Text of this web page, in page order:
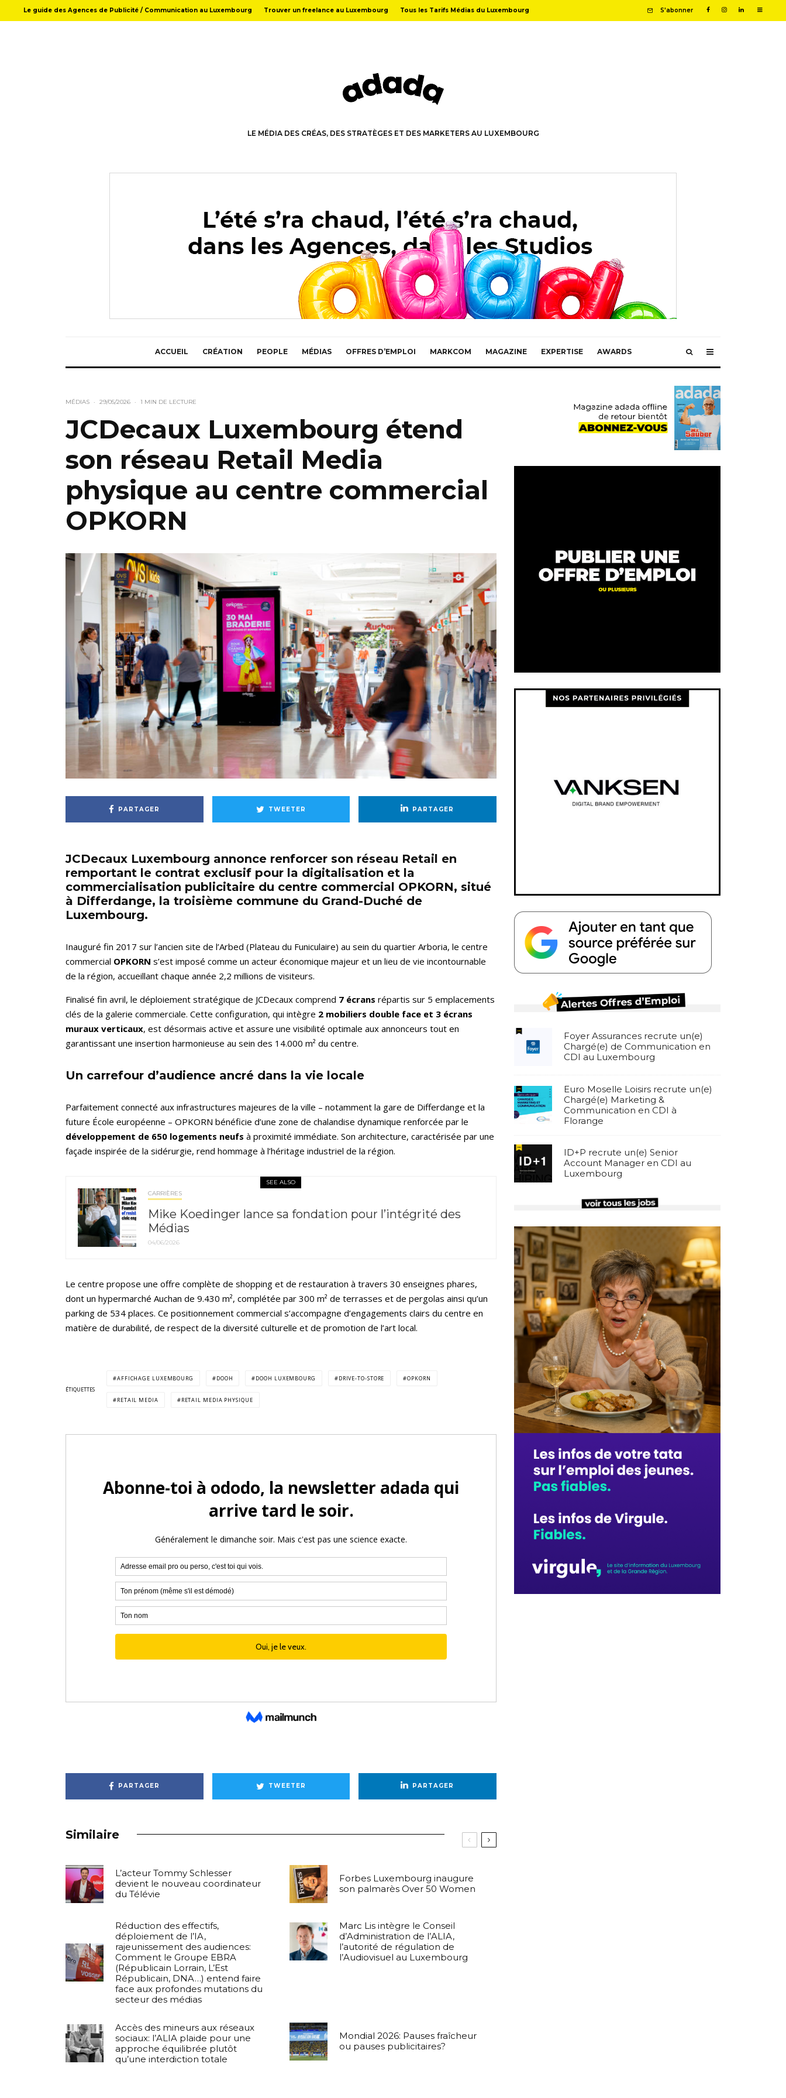
Le guide des Agences de Publicité / Communication au Luxembourg Trouver un freelance au Luxembourg Tous les Tarifs Médias du Luxembourg S'abonner
LE MÉDIA DES CRÉAS, DES STRATÈGES ET DES MARKETERS AU LUXEMBOURG
ACCUEIL CRÉATION PEOPLE MÉDIAS OFFRES D’EMPLOI MARKCOM MAGAZINE EXPERTISE AWARDS
MÉDIAS · 29/05/2026 · 1 MIN DE LECTURE
JCDecaux Luxembourg étend
son réseau Retail Media
physique au centre commercial
OPKORN
PARTAGER TWEETER PARTAGER
JCDecaux Luxembourg annonce renforcer son réseau Retail en
remportant le contrat exclusif pour la digitalisation et la
commercialisation publicitaire du centre commercial OPKORN, situé
à Differdange, la troisième commune du Grand-Duché de
Luxembourg.
Inauguré fin 2017 sur l’ancien site de l’Arbed (Plateau du Funiculaire) au sein du quartier Arboria, le centre
commercial OPKORN s’est imposé comme un acteur économique majeur et un lieu de vie incontournable
de la région, accueillant chaque année 2,2 millions de visiteurs.
Finalisé fin avril, le déploiement stratégique de JCDecaux comprend 7 écrans répartis sur 5 emplacements
clés de la galerie commerciale. Cette configuration, qui intègre 2 mobiliers double face et 3 écrans
muraux verticaux, est désormais active et assure une visibilité optimale aux annonceurs tout en
garantissant une insertion harmonieuse au sein des 14.000 m² du centre.
Un carrefour d’audience ancré dans la vie locale
Parfaitement connecté aux infrastructures majeures de la ville – notamment la gare de Differdange et la
future École européenne – OPKORN bénéficie d’une zone de chalandise dynamique renforcée par le
développement de 650 logements neufs à proximité immédiate. Son architecture, caractérisée par une
façade inspirée de la sidérurgie, rend hommage à l’héritage industriel de la région.
SEE ALSO
CARRIÈRES
Mike Koedinger lance sa fondation pour l’intégrité des
Médias
04/06/2026
Le centre propose une offre complète de shopping et de restauration à travers 30 enseignes phares,
dont un hypermarché Auchan de 9.430 m², complétée par 300 m² de terrasses et de pergolas ainsi qu’un
parking de 534 places. Ce positionnement commercial s’accompagne d’engagements clairs du centre en
matière de durabilité, de respect de la diversité culturelle et de promotion de l’art local.
ÉTIQUETTES
AFFICHAGE LUXEMBOURG DOOH DOOH LUXEMBOURG DRIVE-TO-STORE OPKORN
RETAIL MEDIA RETAIL MEDIA PHYSIQUE
PARTAGER TWEETER PARTAGER
Similaire
L’acteur Tommy Schlesser
devient le nouveau coordinateur
du Télévie
Forbes Luxembourg inaugure
son palmarès Over 50 Women
Réduction des effectifs,
déploiement de l’IA,
rajeunissement des audiences:
Comment le Groupe EBRA
(Républicain Lorrain, L’Est
Républicain, DNA…) entend faire
face aux profondes mutations du
secteur des médias
Marc Lis intègre le Conseil
d’Administration de l’ALIA,
l’autorité de régulation de
l’Audiovisuel au Luxembourg
Accès des mineurs aux réseaux
sociaux: l’ALIA plaide pour une
approche équilibrée plutôt
qu’une interdiction totale
Mondial 2026: Pauses fraîcheur
ou pauses publicitaires?
Foyer Assurances recrute un(e)
Chargé(e) de Communication en
CDI au Luxembourg
Euro Moselle Loisirs recrute un(e)
Chargé(e) Marketing &
Communication en CDI à
Florange
ID+P recrute un(e) Senior
Account Manager en CDI au
Luxembourg